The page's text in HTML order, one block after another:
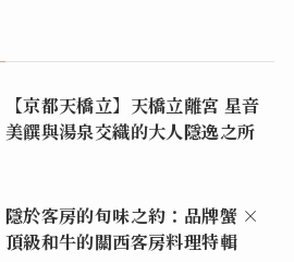
【京都天橋立】天橋立離宮 星音
美饌與湯泉交織的大人隱逸之所
隱於客房的旬味之約：品牌蟹 ×
頂級和牛的關西客房料理特輯